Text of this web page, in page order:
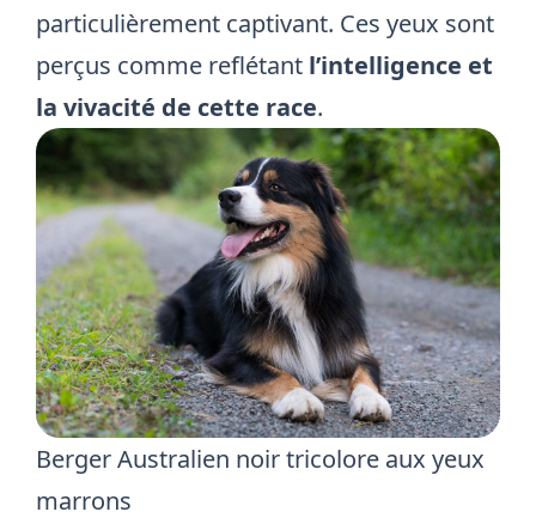
particulièrement captivant. Ces yeux sont
perçus comme reflétant l’intelligence et
la vivacité de cette race.
Berger Australien noir tricolore aux yeux
marrons